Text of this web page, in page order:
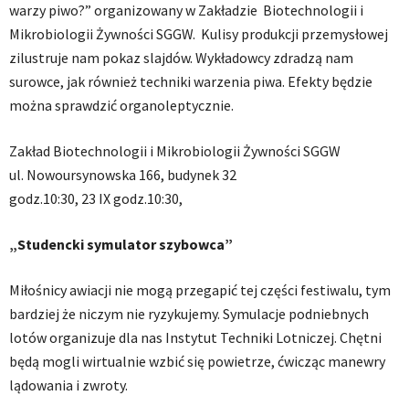
warzy piwo?” organizowany w Zakładzie Biotechnologii i
Mikrobiologii Żywności SGGW. Kulisy produkcji przemysłowej
zilustruje nam pokaz slajdów. Wykładowcy zdradzą nam
surowce, jak również techniki warzenia piwa. Efekty będzie
można sprawdzić organoleptycznie.
Zakład Biotechnologii i Mikrobiologii Żywności SGGW
ul. Nowoursynowska 166, budynek 32
godz.10:30, 23 IX godz.10:30,
„Studencki symulator szybowca”
Miłośnicy awiacji nie mogą przegapić tej części festiwalu, tym
bardziej że niczym nie ryzykujemy. Symulacje podniebnych
lotów organizuje dla nas Instytut Techniki Lotniczej. Chętni
będą mogli wirtualnie wzbić się powietrze, ćwicząc manewry
lądowania i zwroty.